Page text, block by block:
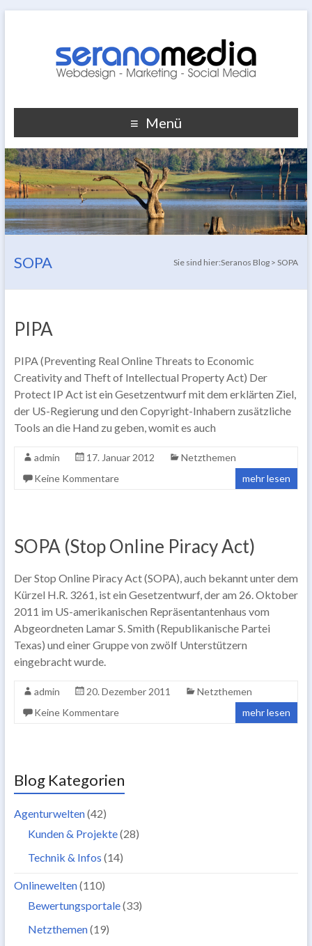
Menü
SOPA Sie sind hier:Seranos Blog >SOPA
PIPA
PIPA (Preventing Real Online Threats to Economic
Creativity and Theft of Intellectual Property Act) Der
Protect IP Act ist ein Gesetzentwurf mit dem erklärten Ziel,
der US-Regierung und den Copyright-Inhabern zusätzliche
Tools an die Hand zu geben, womit es auch
admin 17. Januar 2012
Netzthemen
Keine Kommentare
mehr lesen
SOPA (Stop Online Piracy Act)
Der Stop Online Piracy Act (SOPA), auch bekannt unter dem
Kürzel H.R. 3261, ist ein Gesetzentwurf, der am 26. Oktober
2011 im US-amerikanischen Repräsentantenhaus vom
Abgeordneten Lamar S. Smith (Republikanische Partei
Texas) und einer Gruppe von zwölf Unterstützern
eingebracht wurde.
admin 20. Dezember 2011
Netzthemen
Keine Kommentare
mehr lesen
Blog Kategorien
Agenturwelten(42)
Kunden & Projekte(28)
Technik & Infos (14)
Onlinewelten(110)
Bewertungsportale(33)
Netzthemen(19)